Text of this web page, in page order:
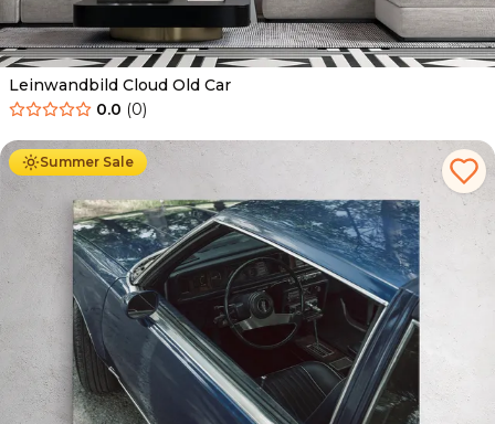
Leinwandbild Cloud Old Car
0.0 (0)
Summer Sale
Ab 39.90 € 34.90